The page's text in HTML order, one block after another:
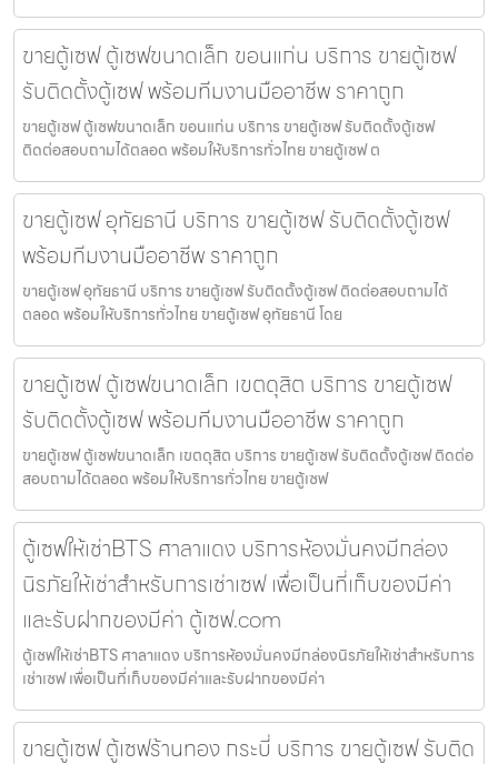
ขายตู้เซฟ ตู้เซฟขนาดเล็ก ขอนแก่น บริการ ขายตู้เซฟ
รับติดตั้งตู้เซฟ พร้อมทีมงานมืออาชีพ ราคาถูก
ขายตู้เซฟ ตู้เซฟขนาดเล็ก ขอนแก่น บริการ ขายตู้เซฟ รับติดตั้งตู้เซฟ
ติดต่อสอบถามได้ตลอด พร้อมให้บริการทั่วไทย ขายตู้เซฟ ต
ขายตู้เซฟ อุทัยธานี บริการ ขายตู้เซฟ รับติดตั้งตู้เซฟ
พร้อมทีมงานมืออาชีพ ราคาถูก
ขายตู้เซฟ อุทัยธานี บริการ ขายตู้เซฟ รับติดตั้งตู้เซฟ ติดต่อสอบถามได้
ตลอด พร้อมให้บริการทั่วไทย ขายตู้เซฟ อุทัยธานี โดย
ขายตู้เซฟ ตู้เซฟขนาดเล็ก เขตดุสิต บริการ ขายตู้เซฟ
รับติดตั้งตู้เซฟ พร้อมทีมงานมืออาชีพ ราคาถูก
ขายตู้เซฟ ตู้เซฟขนาดเล็ก เขตดุสิต บริการ ขายตู้เซฟ รับติดตั้งตู้เซฟ ติดต่อ
สอบถามได้ตลอด พร้อมให้บริการทั่วไทย ขายตู้เซฟ
ตู้เซฟให้เช่าBTS ศาลาแดง บริการห้องมั่นคงมีกล่อง
นิรภัยให้เช่าสำหรับการเช่าเซฟ เพื่อเป็นที่เก็บของมีค่า
และรับฝากของมีค่า ตู้เซฟ.com
ตู้เซฟให้เช่าBTS ศาลาแดง บริการห้องมั่นคงมีกล่องนิรภัยให้เช่าสำหรับการ
เช่าเซฟ เพื่อเป็นที่เก็บของมีค่าและรับฝากของมีค่า
ขายตู้เซฟ ตู้เซฟร้านทอง กระบี่ บริการ ขายตู้เซฟ รับติด